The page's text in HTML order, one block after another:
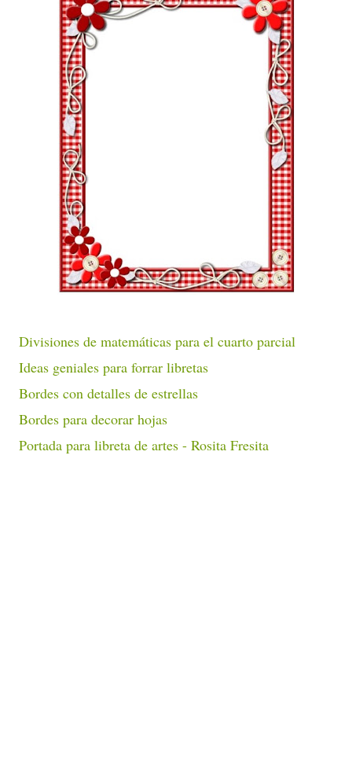
Divisiones de matemáticas para el cuarto parcial
Ideas geniales para forrar libretas
Bordes con detalles de estrellas
Bordes para decorar hojas
Portada para libreta de artes - Rosita Fresita